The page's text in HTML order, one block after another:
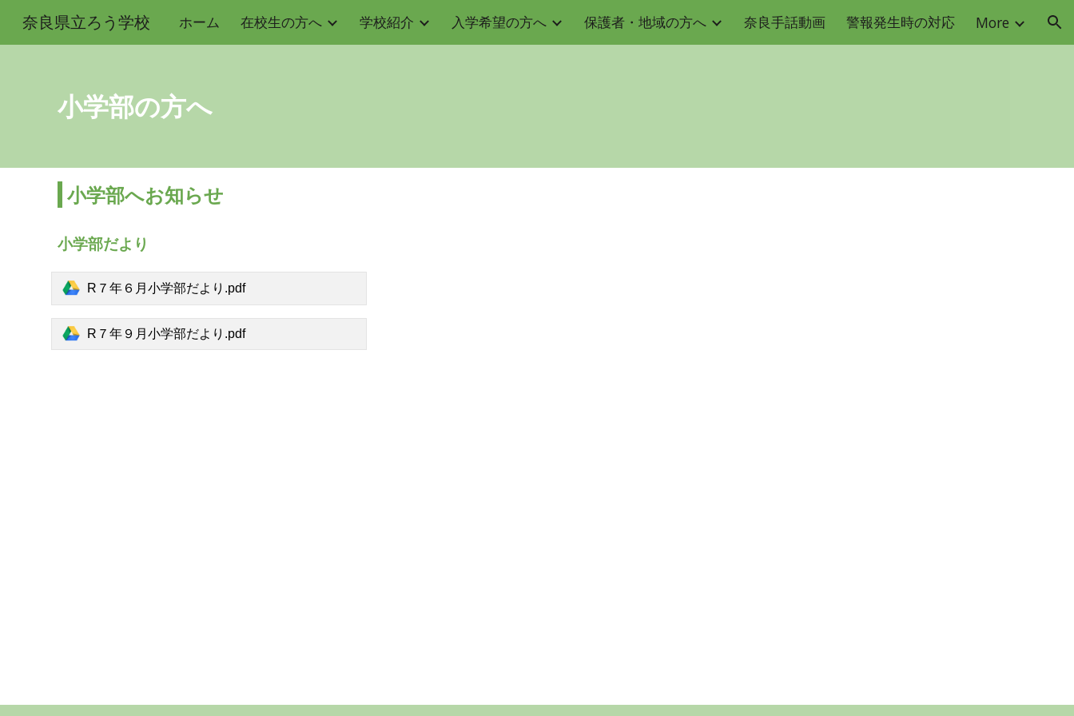
Skip to main content Skip to navigation
奈良県立ろう学校 ホーム 在校生の方へ 学校紹介 入学希望の方へ 保護者・地域の方へ 奈良手話動画 警報発生時の対応 More
小学部の方へ
小学部へお知らせ
小学部だより
R７年６月小学部だより.pdf
R７年９月小学部だより.pdf